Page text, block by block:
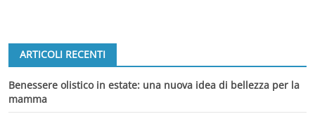
ARTICOLI RECENTI
Benessere olistico in estate: una nuova idea di bellezza per la
mamma